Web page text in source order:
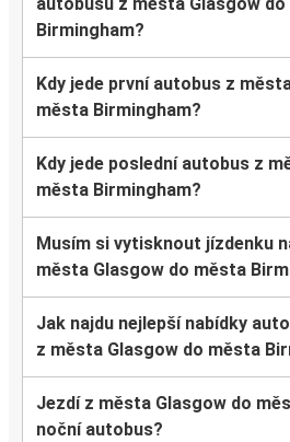
Birmingham?
Kdy jede první autobus z
města Birmingham?
Kdy jede poslední autobus z
města Birmingham?
Musím si vytisknout jízdenku
města Glasgow do města
Jak najdu nejlepší nabídky
z města Glasgow do města
Jezdí z města Glasgow do
noční autobus?